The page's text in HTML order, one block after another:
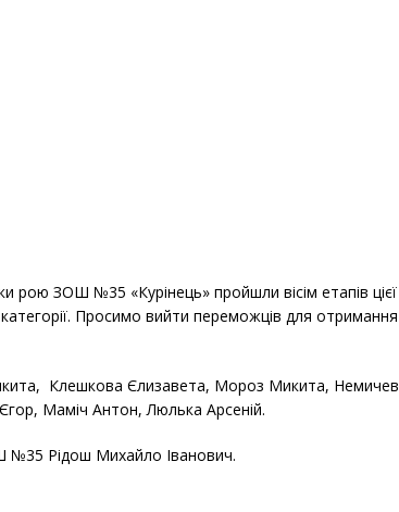
рою ЗОШ №35 «Курінець» пройшли вісім етапів цієї
Просимо вийти переможців для отримання
Клешкова Єлизавета, Мороз Микита, Немичев
Маміч Антон, Люлька Арсеній.
№35 Рідош Михайло Іванович.